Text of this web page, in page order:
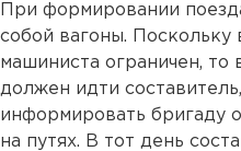
При формировании
собой вагоны. Поскольку
машиниста ограничен, то
должен идти
информировать бригаду
на путях. В тот день